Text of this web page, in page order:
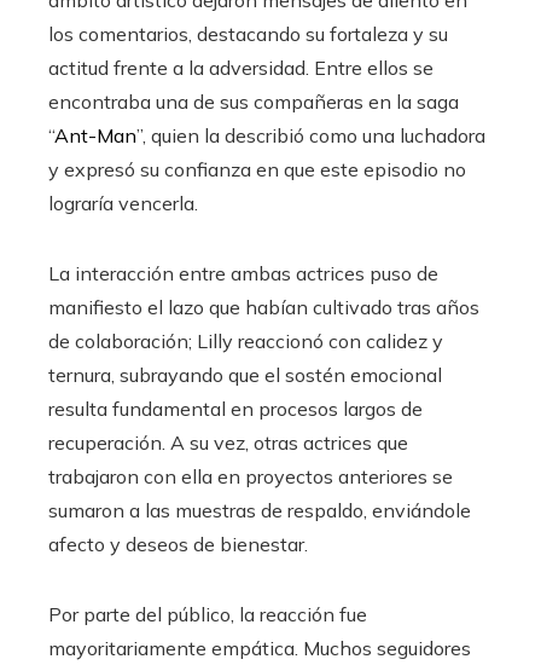
los comentarios, destacando su fortaleza y su
actitud frente a la adversidad. Entre ellos se
encontraba una de sus compañeras en la saga
“Ant-Man”, quien la describió como una luchadora
y expresó su confianza en que este episodio no
lograría vencerla.
La interacción entre ambas actrices puso de
manifiesto el lazo que habían cultivado tras años
de colaboración; Lilly reaccionó con calidez y
ternura, subrayando que el sostén emocional
resulta fundamental en procesos largos de
recuperación. A su vez, otras actrices que
trabajaron con ella en proyectos anteriores se
sumaron a las muestras de respaldo, enviándole
afecto y deseos de bienestar.
Por parte del público, la reacción fue
mayoritariamente empática. Muchos seguidores